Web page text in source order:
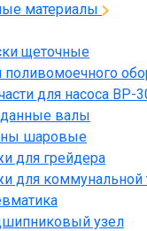
материалы
щеточные
поливомоечного
для насоса BP-
валы
шаровые
для грейдера
для коммунальной
узел